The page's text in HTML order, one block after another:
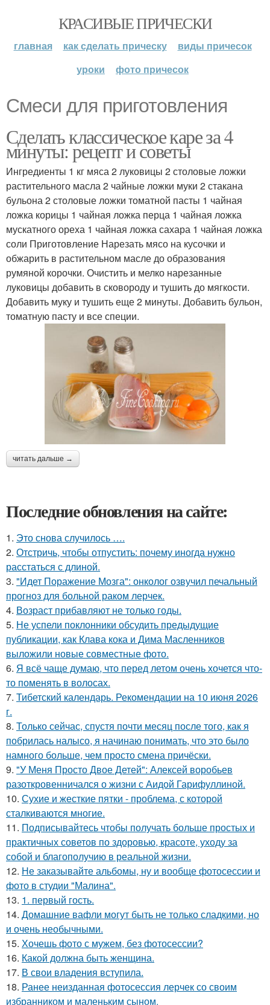
КРАСИВЫЕ ПРИЧЕСКИ
главная как сделать прическу
виды причесок
уроки
фото причесок
Смеси для приготовления
Сделать классическое каре за 4
минуты: рецепт и советы
Ингредиенты 1 кг мяса 2 луковицы 2 столовые ложки
растительного масла 2 чайные ложки муки 2 стакана
бульона 2 столовые ложки томатной пасты 1 чайная
ложка корицы 1 чайная ложка перца 1 чайная ложка
мускатного ореха 1 чайная ложка сахара 1 чайная ложка
соли Приготовление Нарезать мясо на кусочки и
обжарить в растительном масле до образования
румяной корочки. Очистить и мелко нарезанные
луковицы добавить в сковороду и тушить до мягкости.
Добавить муку и тушить еще 2 минуты. Добавить бульон,
томатную пасту и все специи.
читать дальше →
Последние обновления на сайте:
1. Это снова случилось ….
2. Отстричь, чтобы отпустить: почему иногда нужно
расстаться с длиной.
3. "Идет Поражение Мозга": онколог озвучил печальный
прогноз для больной раком лерчек.
4. Возраст прибавляют не только годы.
5. Не успели поклонники обсудить предыдущие
публикации, как Клава кока и Дима Масленников
выложили новые совместные фото.
6. Я всё чаще думаю, что перед летом очень хочется что-
то поменять в волосах.
7. Тибетский календарь. Рекомендации на 10 июня 2026
г.
8. Только сейчас, спустя почти месяц после того, как я
побрилась налысо, я начинаю понимать, что это было
намного больше, чем просто смена причёски.
9. "У Меня Просто Двое Детей": Алексей воробьев
разоткровенничался о жизни с Аидой Гарифуллиной.
10. Сухие и жесткие пятки - проблема, с которой
сталкиваются многие.
11. Подписывайтесь чтобы получать больше простых и
практичных советов по здоровью, красоте, уходу за
собой и благополучию в реальной жизни.
12. Не заказывайте альбомы, ну и вообще фотосессии и
фото в студии "Малина".
13. 1. первый гость.
14. Домашние вафли могут быть не только сладкими, но
и очень необычными.
15. Хочешь фото с мужем, без фотосессии?
16. Какой должна быть женщина.
17. В свои владения вступила.
18. Ранее неизданная фотосессия лерчек со своим
избранником и маленьким сыном.